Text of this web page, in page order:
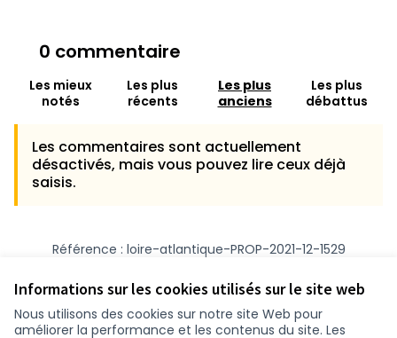
Informations sur les cookies utilisés sur le site web
Nous utilisons des cookies sur notre site Web pour
améliorer la performance et les contenus du site. Les
0 commentaire
Les mieux
notés
Les plus
récents
Les plus
anciens
Les plus
débattus
Les commentaires sont actuellement
désactivés, mais vous pouvez lire ceux déjà
saisis.
Référence : loire-atlantique-PROP-2021-12-1529
Vérifiez l'empreinte numérique
Conditions d'utilisation